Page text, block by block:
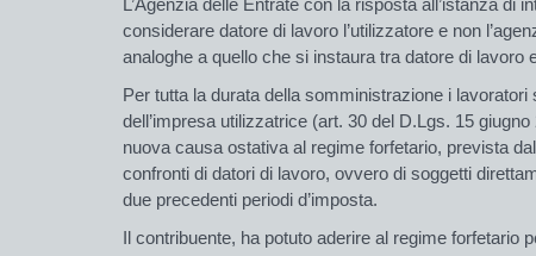
considerare datore di lavoro l’utilizzatore e non
analoghe a quello che si instaura tra datore di lavoro
Per tutta la durata della somministrazione i
dell’impresa utilizzatrice (art. 30 del D.Lgs. 15
nuova causa ostativa al regime forfetario, prevista
confronti di datori di lavoro, ovvero di soggetti
due precedenti periodi d’imposta.
Il contribuente, ha potuto aderire al regime forfetario